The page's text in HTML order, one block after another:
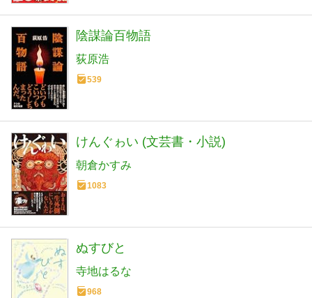
陰謀論百物語
荻原浩
539
けんぐゎい (文芸書・小説)
朝倉かすみ
1083
ぬすびと
寺地はるな
968